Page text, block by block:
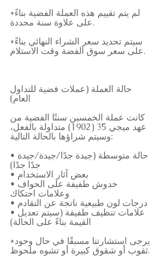
*لم يتم تقييم هذه العملة الفضية بناءً
على علاوة سنة محددة.
*سيتم تحديد سعر الشراء النهائي بناءً
على سعر سوق الفضة وقت الاستلام.
حالة العملة (عملات فضية للتداول
العام)
كانت عملة الخمسين سنتًا الفضية من
عهد ميجي 35 (1902) متداولة بالفعل،
وسيتم شراؤها بالحالة التالية:
• حالة متوسطة (جيدة جدًا/جيدة/جيدة
جدًا جدًا)
• بعض آثار الاستخدام
• خدوش طفيفة على الحواف
وعلامات احتكاك
• درجات لون طبيعية ناتجة عن التقادم
• علامات تنظيف طفيفة (سيتم تعديل
القيمة بناءً على الحالة)
*يرجى استشارتنا مسبقًا في حال وجود
ثقوب أو شقوق كبيرة أو تشوه ملحوظ.